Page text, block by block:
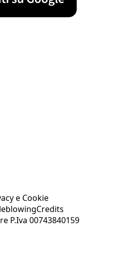
e Cookie
Credits
P.Iva 00743840159